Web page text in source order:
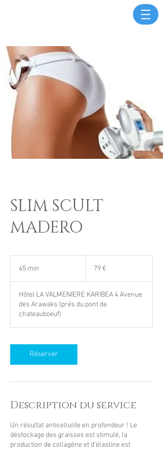
SLIM SCULT
MADERO
45 min
i
n
79 €
Hôtel LA VALMENIERE KARIBEA 4 Avenue
des Arawaks (prés du pont de
chateauboeuf)
Réserver
Description du service
Un résultat anticellulite en profondeur ! Le
déstockage des graisses est stimulé, la
production de collagène et d’élastine est